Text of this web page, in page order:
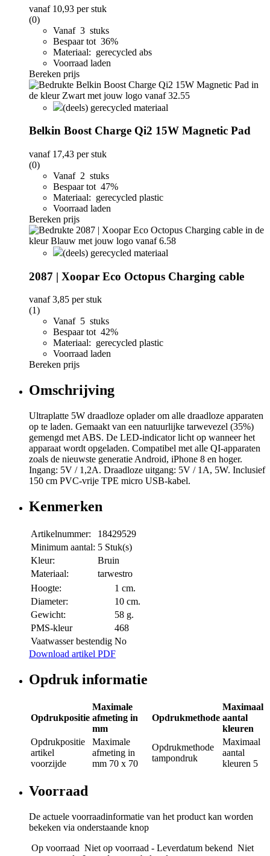
vanaf 10,93 per stuk
(0)
Vanaf 3 stuks
Bespaar tot 36%
Materiaal: gerecycled abs
Voorraad laden
Bereken prijs
(deels) gerecycled materiaal
Belkin Boost Charge Qi2 15W Magnetic Pad
vanaf 17,43 per stuk
(0)
Vanaf 2 stuks
Bespaar tot 47%
Materiaal: gerecycled plastic
Voorraad laden
Bereken prijs
(deels) gerecycled materiaal
2087 | Xoopar Eco Octopus Charging cable
vanaf3,85 per stuk
(1)
Vanaf 5 stuks
Bespaar tot 42%
Materiaal: gerecycled plastic
Voorraad laden
Bereken prijs
Omschrijving
Ultraplatte 5W draadloze oplader om alle draadloze apparaten
op te laden. Gemaakt van een natuurlijke tarwevezel (35%)
gemengd met ABS. De LED-indicator licht op wanneer het
apparaat wordt opgeladen. Compatibel met alle QI-apparaten
zoals de nieuwste generatie Android, iPhone 8 en hoger.
Ingang: 5V / 1,2A. Draadloze uitgang: 5V / 1A, 5W. Inclusief
150 cm PVC-vrije TPE micro USB-kabel.
Kenmerken
Artikelnummer:
18429529
Minimum aantal: 5 Stuk(s)
Kleur:
Bruin
Materiaal:
tarwestro
Hoogte:
1 cm.
Diameter:
10 cm.
Gewicht:
58 g.
PMS-kleur
468
Vaatwasser bestendig No
Download artikel PDF
Opdruk informatie
Opdrukpositie
Maximale
afmeting in
mm
Opdrukmethode
Maximaal
aantal
kleuren
Opdrukpositie
artikel
voorzijde
Maximale
afmeting in
mm 70 x 70
Opdrukmethode
tampondruk
Maximaal
aantal
kleuren 5
Voorraad
De actuele voorraadinformatie van het product kan worden
bekeken via onderstaande knop
Op voorraad Niet op voorraad - Leverdatum bekend Niet